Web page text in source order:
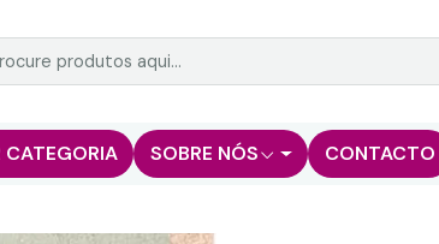
CATEGORIA SOBRE NÓS CONTACTO